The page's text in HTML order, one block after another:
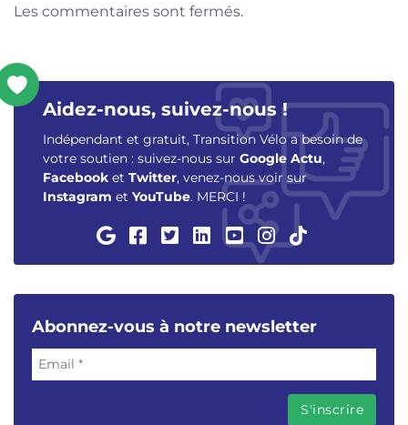
Les commentaires sont fermés.
Aidez-nous, suivez-nous !
Indépendant et gratuit, Transition Vélo a besoin de
votre soutien : suivez-nous sur Google Actu,
Facebook et Twitter, venez-nous voir sur
Instagram et YouTube. MERCI !
Abonnez-vous à notre newsletter